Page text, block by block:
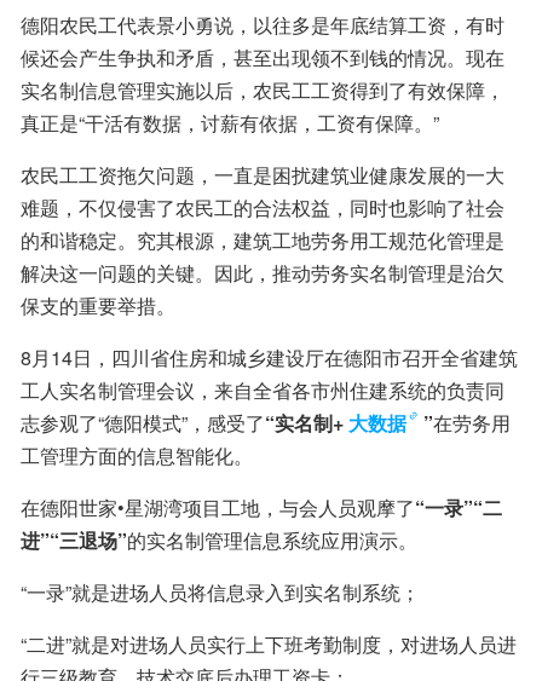
德阳农民工代表景小勇说，以往多是年底结算工资，有时
候还会产生争执和矛盾，甚至出现领不到钱的情况。现在
实名制信息管理实施以后，农民工工资得到了有效保障，
真正是“干活有数据，讨薪有依据，工资有保障。”
农民工工资拖欠问题，一直是困扰建筑业健康发展的一大
难题，不仅侵害了农民工的合法权益，同时也影响了社会
的和谐稳定。究其根源，建筑工地劳务用工规范化管理是
解决这一问题的关键。因此，推动劳务实名制管理是治欠
保支的重要举措。
8月14日，四川省住房和城乡建设厅在德阳市召开全省建筑
工人实名制管理会议，来自全省各市州住建系统的负责同
志参观了“德阳模式”，感受了“实名制+ 大数据 ”在劳务用
工管理方面的信息智能化。
在德阳世家•星湖湾项目工地，与会人员观摩了“一录”“二
进”“三退场”的实名制管理信息系统应用演示。
“一录”就是进场人员将信息录入到实名制系统；
“二进”就是对进场人员实行上下班考勤制度，对进场人员进